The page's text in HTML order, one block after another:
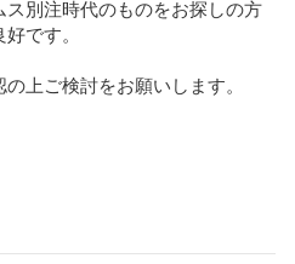
別注時代のものをお探しの方
です。
上ご検討をお願いします。